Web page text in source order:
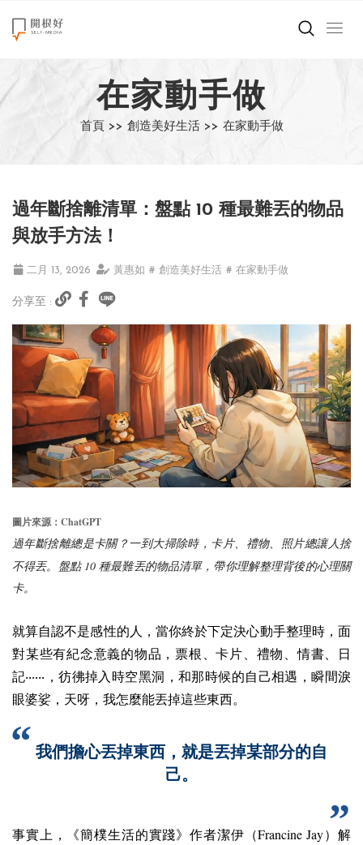
來點正能量
世界在想什麼
創造美好生活
職場商業經濟
影片專區
關於我們
在家動手做
首頁 >> 創造美好生活 >> 在家動手做
過年斷捨離清單：盤點 10 種最難丟的物品
與放手方法！
二月 13, 2026 黃惠如 # 創造美好生活 # 在家動手做
分享至 :
圖片來源： ChatGPT
過年斷捨離總是卡關？一到大掃除時，卡片、禮物、照片總讓人捨
不得丟。盤點 10種最難丟的物品清單，帶你理解整理背後的心理關
卡。
就算自認不是感性的人，當你終於下定決心動手整理時，面
對某些有紀念意義的物品，票根、卡片、禮物、情書、日
記‧‧‧‧‧‧，彷彿掉入時空黑洞，和那時候的自己相遇，瞬間淚
眼婆娑，天呀，我怎麼能丟掉這些東西。
我們擔心丟掉東西，就是丟掉某部分的自
己。
事實上，《簡樸生活的實踐》作者潔伊（Francine Jay）解